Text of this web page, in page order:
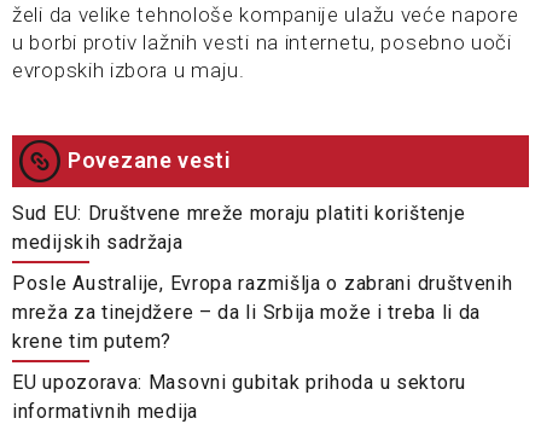
želi da velike tehnološe kompanije ulažu veće napore
u borbi protiv lažnih vesti na internetu, posebno uoči
evropskih izbora u maju.
Povezane vesti
Sud EU: Društvene mreže moraju platiti korištenje
medijskih sadržaja
Posle Australije, Evropa razmišlja o zabrani društvenih
mreža za tinejdžere – da li Srbija može i treba li da
krene tim putem?
EU upozorava: Masovni gubitak prihoda u sektoru
informativnih medija